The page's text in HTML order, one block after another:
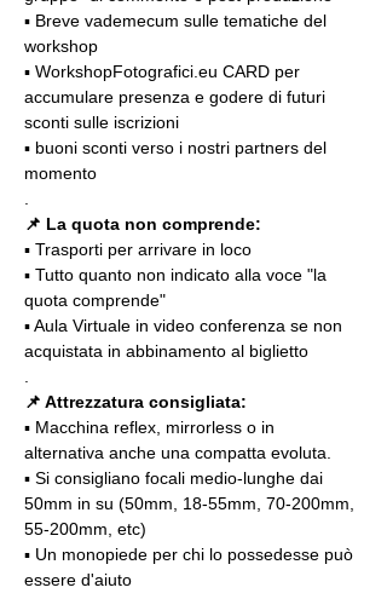
▪️ Breve vademecum sulle tematiche del
workshop
▪️ WorkshopFotografici.eu CARD per
accumulare presenza e godere di futuri
sconti sulle iscrizioni
▪️ buoni sconti verso i nostri partners del
momento
📌 La quota non comprende:
▪️ Trasporti per arrivare in loco
▪️ Tutto quanto non indicato alla voce "la
quota comprende"
▪️ Aula Virtuale in video conferenza se non
acquistata in abbinamento al biglietto
📌 Attrezzatura consigliata:
▪️ Macchina reflex, mirrorless o in
alternativa anche una compatta evoluta.
▪️ Si consigliano focali medio-lunghe dai
50mm in su (50mm, 18-55mm, 70-200mm,
55-200mm, etc)
▪️ Un monopiede per chi lo possedesse può
essere d'aiuto